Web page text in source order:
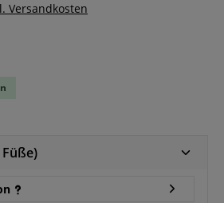
Versandkosten
von 5 von 5 Sternen